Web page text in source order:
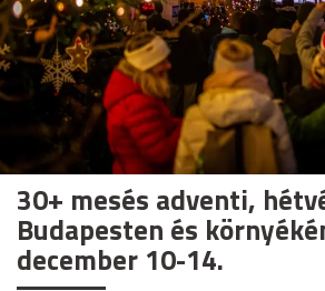
30+ mesés adventi,
Budapesten és
december 10-14.